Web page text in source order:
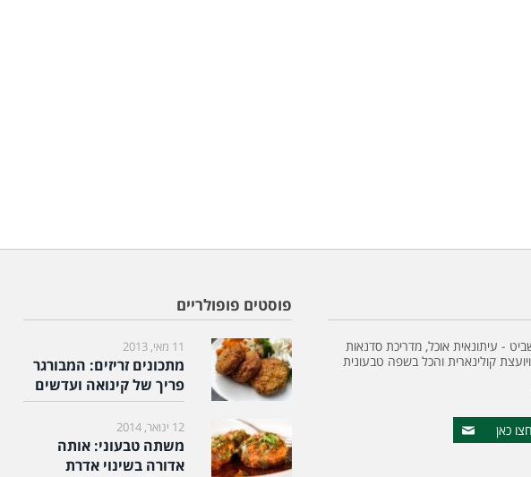
- עיתונאית אוכל, מדריכת סדנאות
קולינארית והכל בשפה טבעונית
כאן
פוסטים פופולריים
11 מאי, 2013
מתכונים זריזים: המבורגר
פריך של קינואה ועדשים
12 ינואר, 2014
משתה טבעוני: אותה
אדורה בשינוי אדרת